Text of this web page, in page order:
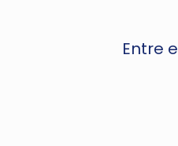
Entre